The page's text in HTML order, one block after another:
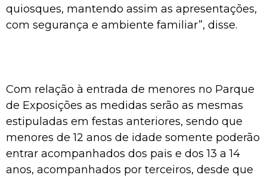
quiosques, mantendo assim as apresentações,
com segurança e ambiente familiar”, disse.
Com relação à entrada de menores no Parque
de Exposições as medidas serão as mesmas
estipuladas em festas anteriores, sendo que
menores de 12 anos de idade somente poderão
entrar acompanhados dos pais e dos 13 a 14
anos, acompanhados por terceiros, desde que